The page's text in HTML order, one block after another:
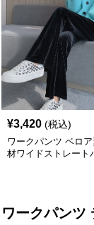
¥3,420 (税込)
ワークパンツ ベロ
材ワイドストレート
ワークパンツ